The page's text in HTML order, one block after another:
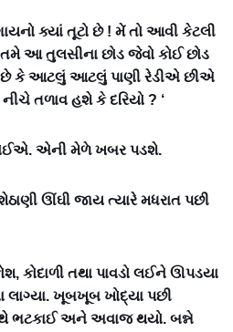
ક્યાં તૂટો છે ! મેં તો આવી કેટલી
આ તુલસીના છોડ જેવો કોઈ છોડ
છે કે આટલું આટલું પાણી રેડીએ છીએ
તળાવ હશે કે દરિયો ? ‘
એની મેળે ખબર પડશે.
ઊંઘી જાય ત્યારે મધરાત પછી
કોદાળી તથા પાવડો લઈને ઊપડયા
ખૂબખૂબ ખોદ્યા પછી
ભટકાઈ અને અવાજ થયો. બન્ને